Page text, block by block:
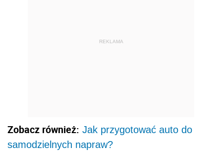
REKLAMA
Zobacz również: Jak przygotować auto do
samodzielnych napraw?